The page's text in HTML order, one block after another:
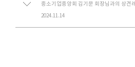
중소기업중앙회 김기문 회장님과의 상견례
2024.11.14